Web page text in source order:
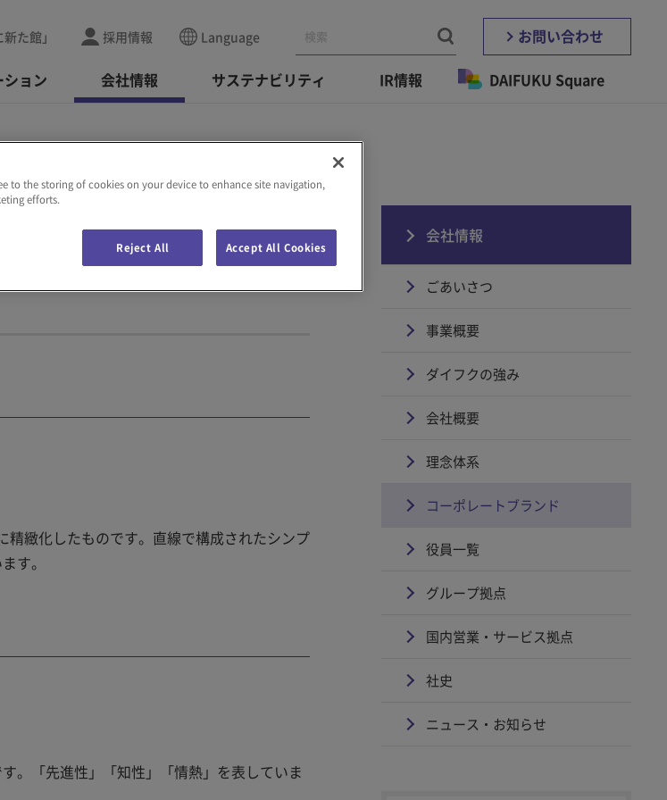
た館」 採用情報 Language お問い合わせ
ション 会社情報 サステナビリティ IR情報 DAIFUKU Square
緻化したものです。直線で構成されたシンプ
す。
。「先進性」「知性」「情熱」を表していま
会社情報
ごあいさつ
事業概要
ダイフクの強み
会社概要
理念体系
コーポレートブランド
役員一覧
グループ拠点
国内営業・サービス拠点
社史
ニュース・お知らせ
to the storing of cookies on your device to enhance site navigation,
efforts.
Reject All Accept All Cookies